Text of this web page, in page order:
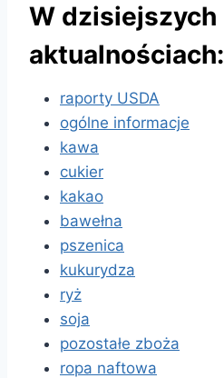
W dzisiejszych
aktualnościach:
raporty USDA
ogólne informacje
kawa
cukier
kakao
bawełna
pszenica
kukurydza
ryż
soja
pozostałe zboża
ropa naftowa